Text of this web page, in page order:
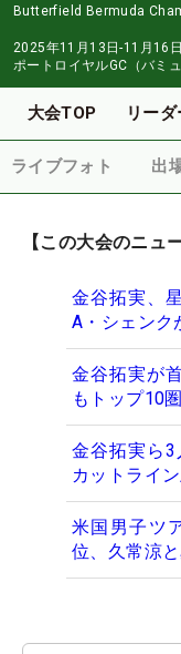
Butterfield Bermuda
2025年11月13日-11月16
ポートロイヤルGC（バミ
大会TOP リー
ライブフォト 出
【この大会のニュ
金谷拓実、
A・シェンク
金谷拓実が
もトップ10
金谷拓実ら
カットライ
米国男子ツ
位、久常涼